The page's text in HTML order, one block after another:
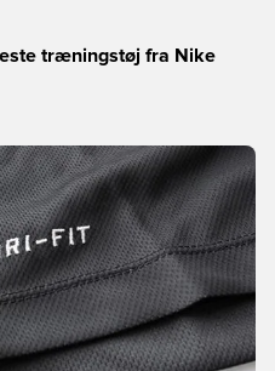
træningstøj fra Nike